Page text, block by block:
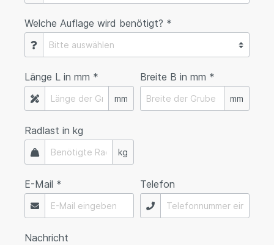
Welche Auflage wird benötigt? *
Länge L in mm *
mm
Breite B in mm *
mm
Radlast in kg
kg
E-Mail * Telefon
Nachricht